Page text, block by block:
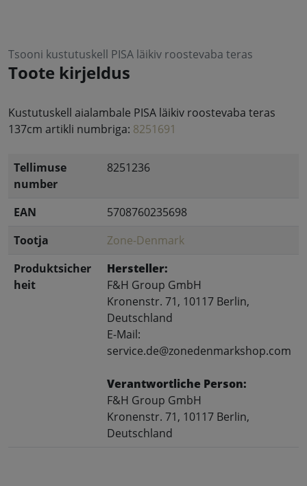
Tsooni kustutuskell PISA läikiv roostevaba teras
Toote kirjeldus
Kustutuskell aialambale PISA läikiv roostevaba teras
137cm artikli numbriga: 8251691
Tellimuse
number
8251236
EAN
5708760235698
Tootja
Zone-Denmark
Produktsicher
heit
Hersteller:
F&H Group GmbH
Kronenstr. 71, 10117 Berlin,
Deutschland
E-Mail:
service.de@zonedenmarkshop.com
Verantwortliche Person:
F&H Group GmbH
Kronenstr. 71, 10117 Berlin,
Deutschland